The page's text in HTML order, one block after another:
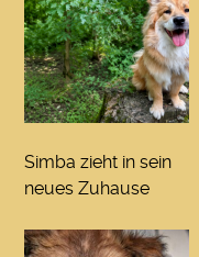
Simba zieht in sein
neues Zuhause